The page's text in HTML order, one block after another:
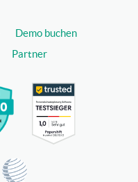
Demo buchen
Partner